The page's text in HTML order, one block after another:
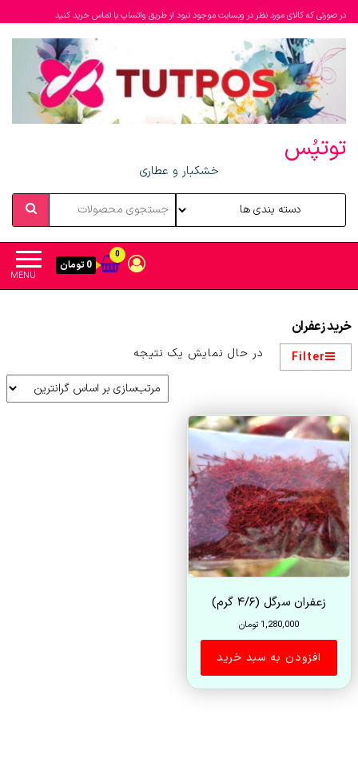
در صورتی که کالای مورد نظر در وبسایت موجود نبود از طریق واتساپ یا تماس خرید کنید
توتپُس
خشکبار و عطاری
MENU
0
0 تومان
خرید زعفران
Filter در حال نمایش یک نتیجه
زعفران سرگل (۴/۶ گرم)
1,280,000 تومان
افزودن به سبد خرید